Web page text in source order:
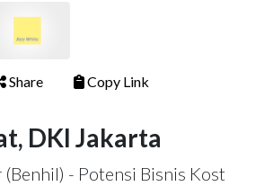
Share Copy Link
DKI Jakarta
- Potensi Bisnis Kost